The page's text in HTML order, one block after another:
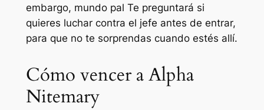
embargo, mundo pal Te preguntará si
quieres luchar contra el jefe antes de entrar,
para que no te sorprendas cuando estés allí.
Cómo vencer a Alpha
Nitemary